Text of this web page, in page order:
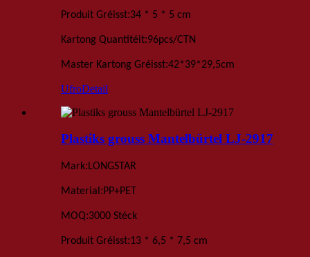
Produit Gréisst:34 * 5 * 5 cm
Kartong Quantitéit:96pcs/CTN
Master Kartong Gréisst:42*39*29,5cm
UfroDetail
Plastiks grouss Mantelbürtel LJ-2917
Mark:LONGSTAR
Material :PP+PET
MOQ:3000 Stéck
Produit Gréisst:13 * 6,5 * 7,5 cm